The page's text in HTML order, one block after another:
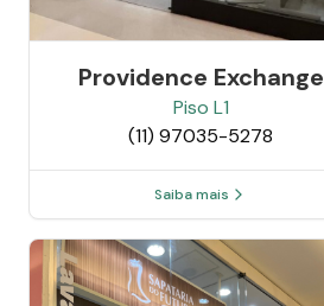
Providence Exchange
Piso L1
(11) 97035-5278
Saiba mais